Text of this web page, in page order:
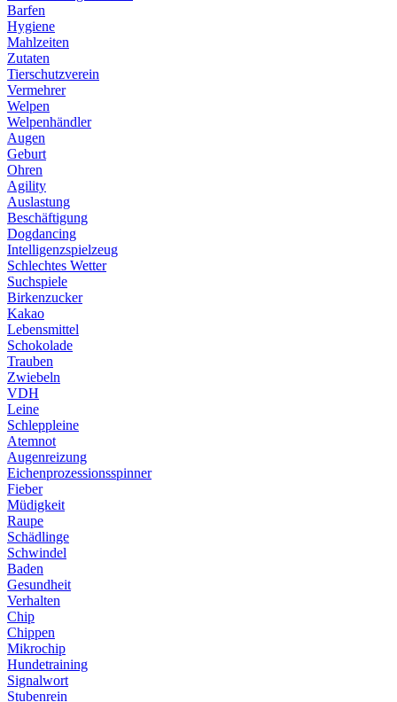
Barfen
Hygiene
Mahlzeiten
Zutaten
Tierschutzverein
Vermehrer
Welpen
Welpenhändler
Augen
Geburt
Ohren
Agility
Auslastung
Beschäftigung
Dogdancing
Intelligenzspielzeug
Schlechtes Wetter
Suchspiele
Birkenzucker
Kakao
Lebensmittel
Schokolade
Trauben
Zwiebeln
VDH
Leine
Schleppleine
Atemnot
Augenreizung
Eichenprozessionsspinner
Fieber
Müdigkeit
Raupe
Schädlinge
Schwindel
Baden
Gesundheit
Verhalten
Chip
Chippen
Mikrochip
Hundetraining
Signalwort
Stubenrein